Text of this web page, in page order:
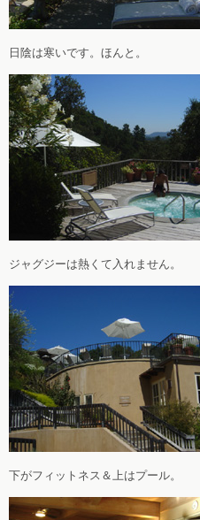
日陰は寒いです。ほんと。
ジャグジーは熱くて入れません。
下がフィットネス＆上はプール。